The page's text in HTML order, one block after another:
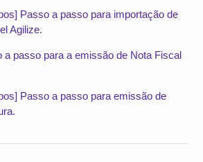
Passo a passo para importação de
Agilize.
a passo para a emissão de Nota Fiscal
Passo a passo para emissão de